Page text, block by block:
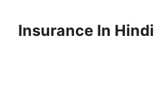
contentInsurance In Hindi